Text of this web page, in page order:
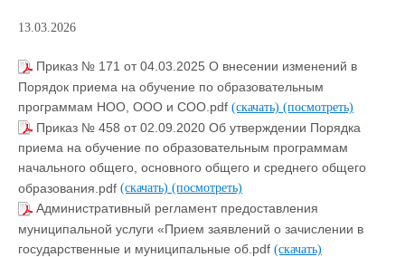
13.03.2026
Приказ № 171 от 04.03.2025 О внесении изменений в
Порядок приема на обучение по образовательным
программам НОО, ООО и СОО.pdf (скачать) (посмотреть)
Приказ № 458 от 02.09.2020 Об утверждении Порядка
приема на обучение по образовательным программам
начального общего, основного общего и среднего общего
образования.pdf (скачать) (посмотреть)
Административный регламент предоставления
муниципальной услуги «Прием заявлений о зачислении в
государственные и муниципальные об.pdf (скачать)